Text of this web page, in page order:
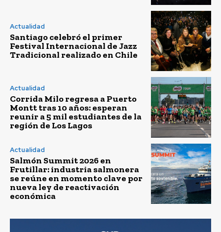
Actualidad
Santiago celebró el primer
Festival Internacional de Jazz
Tradicional realizado en Chile
Actualidad
Corrida Milo regresa a Puerto
Montt tras 10 años: esperan
reunir a 5 mil estudiantes de la
región de Los Lagos
Actualidad
Salmón Summit 2026 en
Frutillar: industria salmonera
se reúne en momento clave por
nueva ley de reactivación
económica